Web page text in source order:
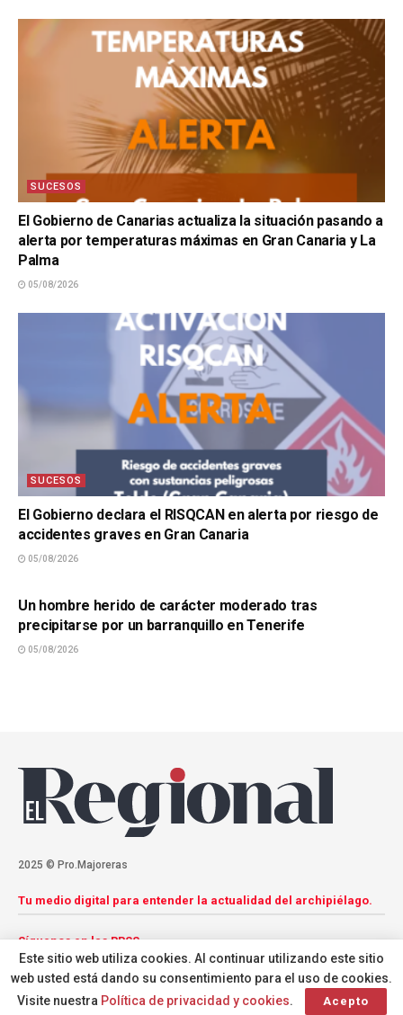
SUCESOS
El Gobierno de Canarias actualiza la situación pasando a
alerta por temperaturas máximas en Gran Canaria y La
Palma
05/08/2026
SUCESOS
El Gobierno declara el RISQCAN en alerta por riesgo de
accidentes graves en Gran Canaria
05/08/2026
Un hombre herido de carácter moderado tras
precipitarse por un barranquillo en Tenerife
05/08/2026
2025 © Pro.Majoreras
Tu medio digital para entender la actualidad del archipiélago.
Síguenos en las RRSS
Este sitio web utiliza cookies. Al continuar utilizando este sitio
web usted está dando su consentimiento para el uso de cookies.
Visite nuestra Política de privacidad y cookies. Acepto